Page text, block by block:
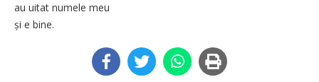
au uitat numele meu
și e bine.